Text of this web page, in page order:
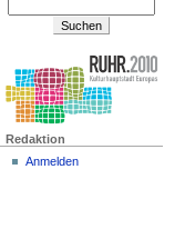
Redaktion
Anmelden